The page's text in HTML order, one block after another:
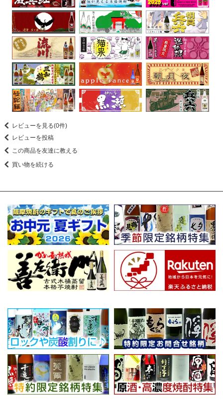
レビューを見る(0件)
レビューを投稿
この商品を友達に教える
買い物を続ける